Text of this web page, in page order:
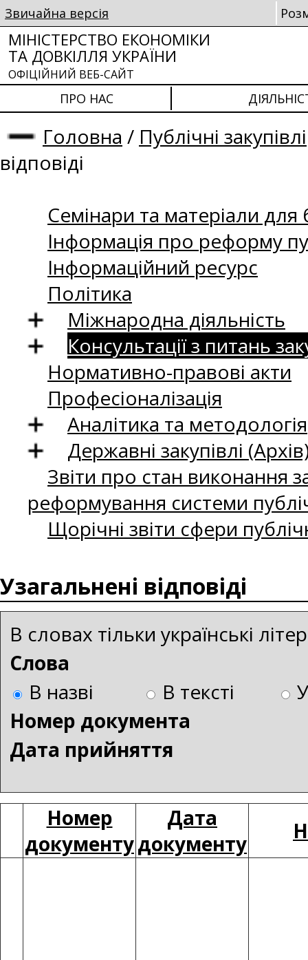
Звичайна версія
МІНІСТЕРСТВО ЕКОНОМІКИ
ТА ДОВКІЛЛЯ УКРАЇНИ
ОФІЦІЙНИЙ ВЕБ-САЙТ
ПРО НАС
Головна / Публічні закупівлі
відповіді
Семінари та матеріали для
Інформація про реформу
Інформаційний ресурс
Політика
Міжнародна діяльність
Консультації з питань
Нормативно-правові акти
Професіоналізація
Аналітика та методологія
Державні закупівлі
Звіти про стан виконання
реформування системи
Щорічні звіти сфери
Узагальнені відповіді
В словах тільки українські
Слова
В назві
В тексті
Номер документа
Дата прийняття
Номер
документу
Дата
документу